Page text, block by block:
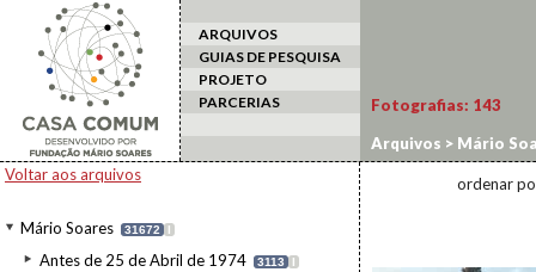
ARQUIVOS
GUIAS DE PESQUISA
PROJETO
PARCERIAS
Voltar aos arquivos
Mário Soares 31672 I
Antes de 25 de Abril de 1974 3113 I
Fotografias: 143
Arquivos > Mário
de Estado
ordenar